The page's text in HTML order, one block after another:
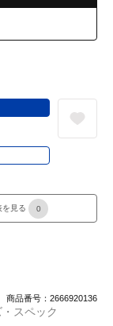
を見る 0
商品番号：2666920136
スペック